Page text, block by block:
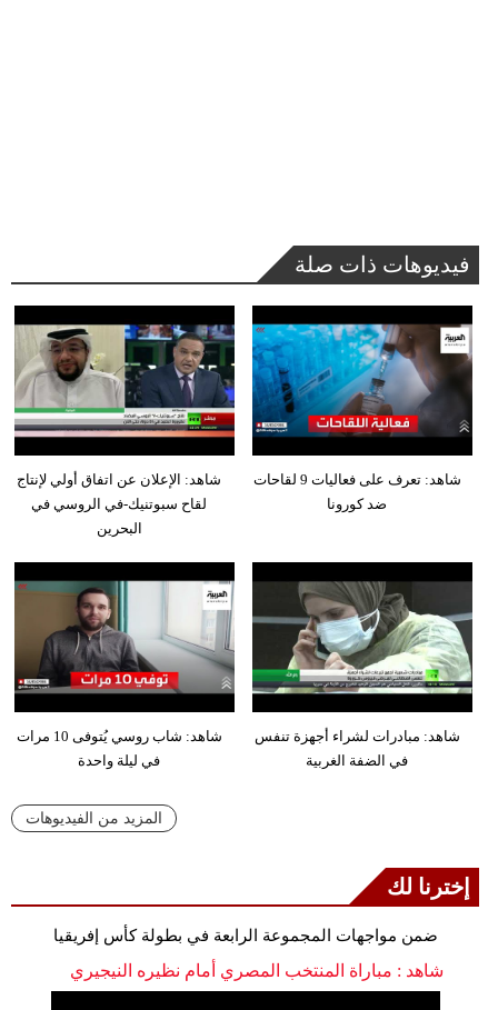
فيديوهات ذات صلة
شاهد: الإعلان عن اتفاق أولي لإنتاج
لقاح سبوتنيك-في الروسي في
البحرين
شاهد: تعرف على فعاليات 9 لقاحات
ضد كورونا
شاهد: شاب روسي يُتوفى 10 مرات
في ليلة واحدة
شاهد: مبادرات لشراء أجهزة تنفس
في الضفة الغربية
المزيد من الفيديوهات
إخترنا لك
ضمن مواجهات المجموعة الرابعة في بطولة كأس إفريقيا
شاهد : مباراة المنتخب المصري أمام نظيره النيجيري